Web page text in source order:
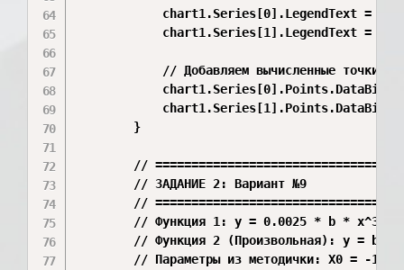
chart1.Series[0].LegendText =
chart1.Series[1].LegendText =
// Добавляем вычисленные точки на
        }
//
        // ЗАДАНИЕ 2: Вариант №9
//
// Функция 1: y = 0.0025 * b * x^3 +
// Функция 2 (Произвольная): y = b *
// Параметры из методички: X0 = -1;